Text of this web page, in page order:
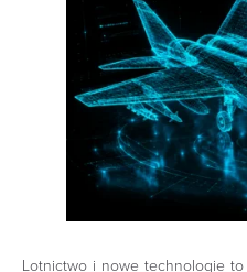
Lotnictwo i nowe technologie to